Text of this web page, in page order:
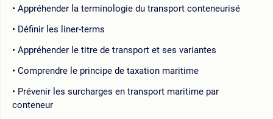
Appréhender la terminologie du transport conteneurisé
Définir les liner-terms
Appréhender le titre de transport et ses variantes
Comprendre le principe de taxation maritime
Prévenir les surcharges en transport maritime par
conteneur